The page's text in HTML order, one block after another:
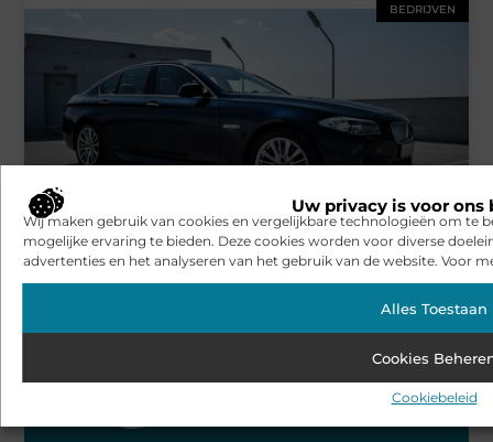
Uw privacy is voor
Wij maken gebruik van cookies en vergelijkbare technologieën om te
mogelijke ervaring te bieden. Deze cookies worden voor diverse
advertenties en het analyseren van het gebruik van de website. Voor
Alles Toestaan
Cookies
Cookiebeleid
BEDRIJVEN
Redenen om geen auto te kopen